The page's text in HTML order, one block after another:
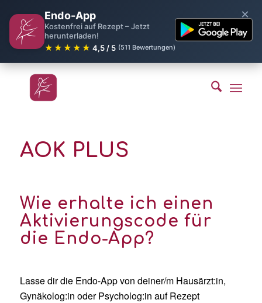
Endo-App
Kostenfrei auf Rezept – Jetzt
herunterladen!
★★★★★ 4,5 / 5 (511 Bewertungen)
×
AOK PLUS
Wie erhalte ich einen
Aktivierungscode für
die Endo-App?
Lasse dir die Endo-App von deiner/m Hausärzt:in,
Gynäkolog:in oder Psycholog:in auf Rezept